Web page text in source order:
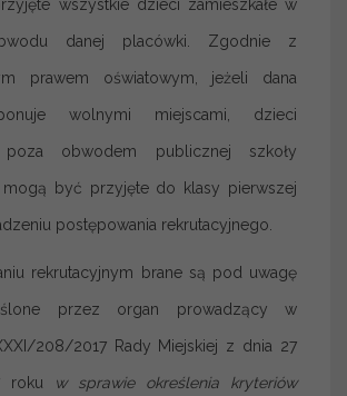
wszystkie dzieci zamieszkałe w
danej placówki. Zgodnie z
prawem oświatowym, jeżeli dana
wolnymi miejscami, dzieci
poza obwodem publicznej szkoły
mogą być przyjęte do klasy pierwszej
postępowania rekrutacyjnego.
rekrutacyjnym brane są pod uwagę
przez organ prowadzący w
208/2017 Rady Miejskiej z dnia 27
roku w sprawie określenia kryteriów